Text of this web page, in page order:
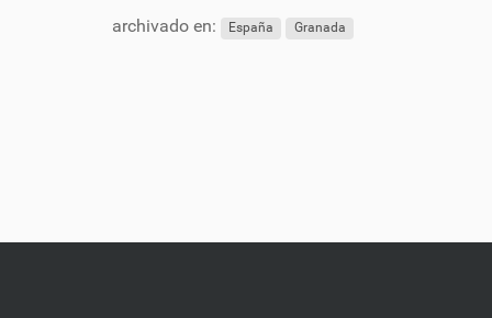
archivado en: España Granada